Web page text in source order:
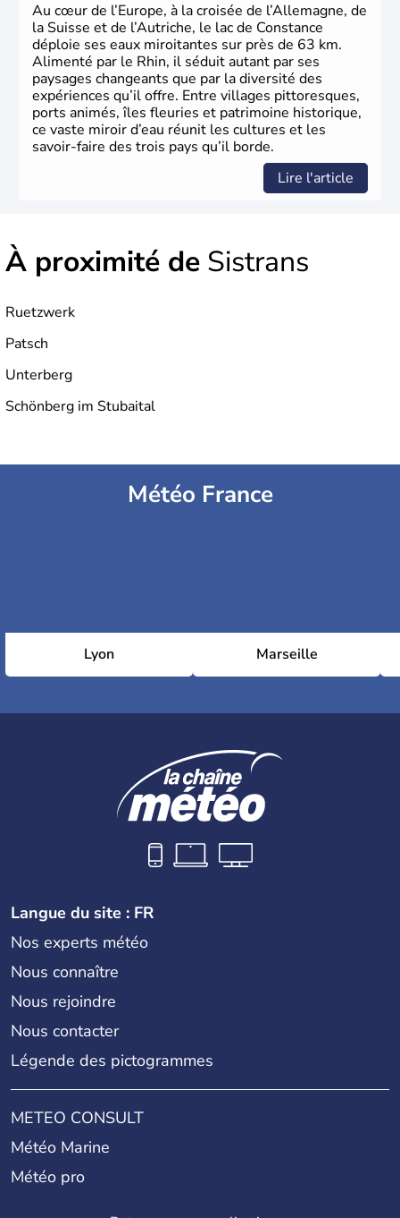
Au cœur de l’Europe, à la croisée de l’Allemagne, de
la Suisse et de l’Autriche, le lac de Constance
déploie ses eaux miroitantes sur près de 63 km.
Alimenté par le Rhin, il séduit autant par ses
paysages changeants que par la diversité des
expériences qu’il offre. Entre villages pittoresques,
ports animés, îles fleuries et patrimoine historique,
ce vaste miroir d’eau réunit les cultures et les
savoir-faire des trois pays qu’il borde.
Lire l'article
À proximité de Sistrans
Ruetzwerk
Patsch
Unterberg
Schönberg im Stubaital
Météo France
Lyon Marseille
Langue du site : FR
Nos experts météo
Nous connaître
Nous rejoindre
Nous contacter
Légende des pictogrammes
METEO CONSULT
Météo Marine
Météo pro